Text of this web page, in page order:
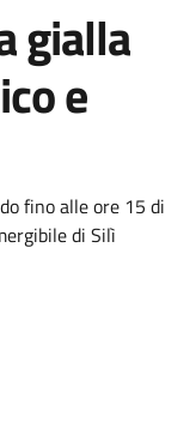
gialla
e
fino alle ore 15 di
di Silì